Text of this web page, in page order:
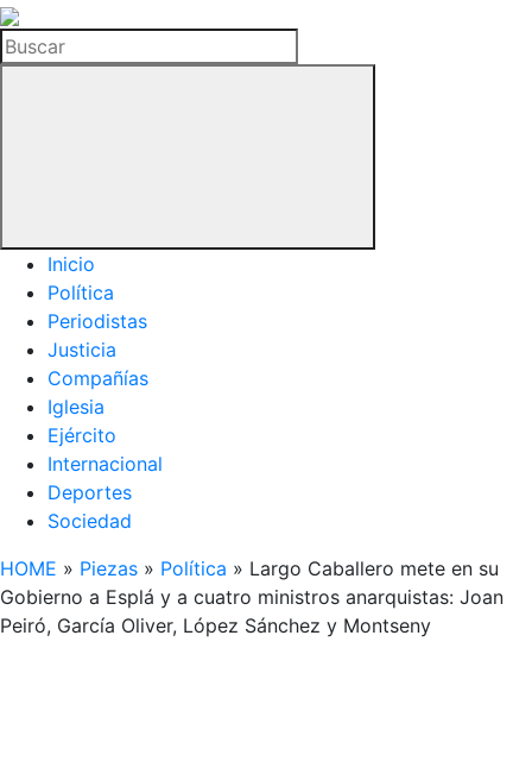
La
Hemeroteca
del
Buscar
Inicio
Política
Periodistas
Justicia
Compañías
Iglesia
Ejército
Internacional
Deportes
Sociedad
HOME » Piezas » Política » Largo Caballero mete en su
Gobierno a Esplá y a cuatro ministros anarquistas: Joan
Peiró, García Oliver, López Sánchez y Montseny